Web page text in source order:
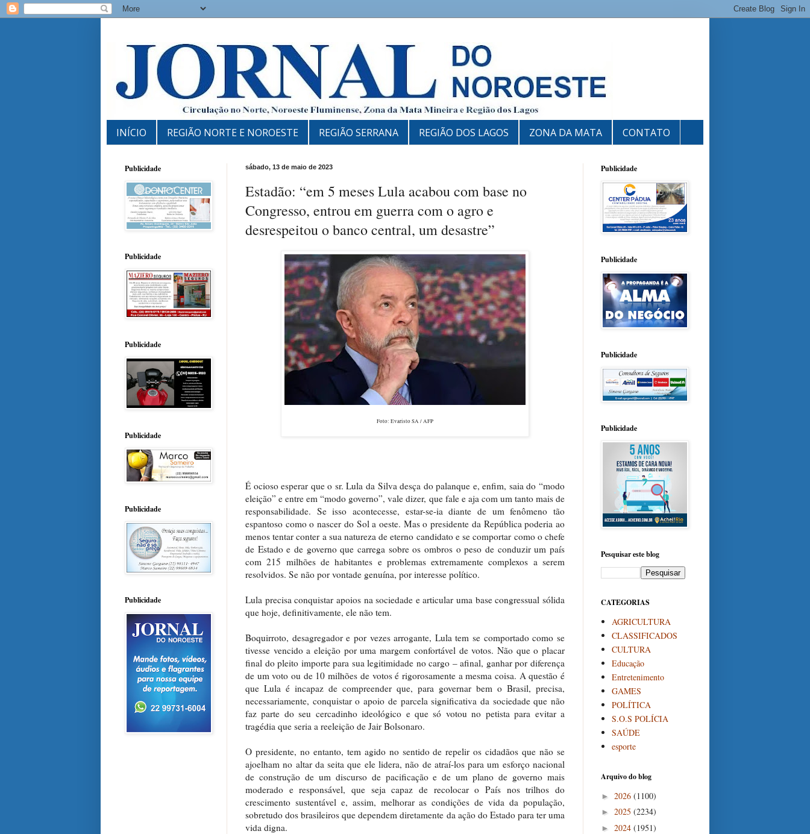
INÍCIO REGIÃO NORTE E NOROESTE REGIÃO SERRANA REGIÃO DOS LAGOS ZONA DA MATA CONTATO
sábado, 13 de maio de 2023
Estadão: “em 5 meses Lula acabou com base no
Congresso, entrou em guerra com o agro e
desrespeitou o banco central, um desastre”
Foto: Evaristo SA / AFP
É ocioso esperar que o sr. Lula da Silva desça do palanque e, enfim, saia do “modo
eleição” e entre em “modo governo”, vale dizer, que fale e aja com um tanto mais de
responsabilidade. Se isso acontecesse, estar-se-ia diante de um fenômeno tão
espantoso como o nascer do Sol a oeste. Mas o presidente da República poderia ao
menos tentar conter a sua natureza de eterno candidato e se comportar como o chefe
de Estado e de governo que carrega sobre os ombros o peso de conduzir um país
com 215 milhões de habitantes e problemas extremamente complexos a serem
resolvidos. Se não por vontade genuína, por interesse político.
Lula precisa conquistar apoios na sociedade e articular uma base congressual sólida
que hoje, definitivamente, ele não tem.
Boquirroto, desagregador e por vezes arrogante, Lula tem se comportado como se
tivesse vencido a eleição por uma margem confortável de votos. Não que o placar
final do pleito importe para sua legitimidade no cargo – afinal, ganhar por diferença
de um voto ou de 10 milhões de votos é rigorosamente a mesma coisa. A questão é
que Lula é incapaz de compreender que, para governar bem o Brasil, precisa,
necessariamente, conquistar o apoio de parcela significativa da sociedade que não
faz parte do seu cercadinho ideológico e que só votou no petista para evitar a
tragédia que seria a reeleição de Jair Bolsonaro.
O presidente, no entanto, tem agido no sentido de repelir os cidadãos que não se
ajoelham no altar da seita que ele lidera, não de atraí-los para um esforço nacional
de construção de um discurso de pacificação e de um plano de governo mais
moderado e responsável, que seja capaz de recolocar o País nos trilhos do
crescimento sustentável e, assim, melhorar as condições de vida da população,
sobretudo dos brasileiros que dependem diretamente da ação do Estado para ter uma
vida digna.
Publicidade
Publicidade
Publicidade
Publicidade
Publicidade
Publicidade
Publicidade
Publicidade
Publicidade
Publicidade
Pesquisar este blog
CATEGORIAS
AGRICULTURA
CLASSIFICADOS
CULTURA
Educação
Entretenimento
GAMES
POLÍTICA
S.O.S POLÍCIA
SAÚDE
esporte
Arquivo do blog
► 2026 (1100)
► 2025 (2234)
► 2024 (1951)